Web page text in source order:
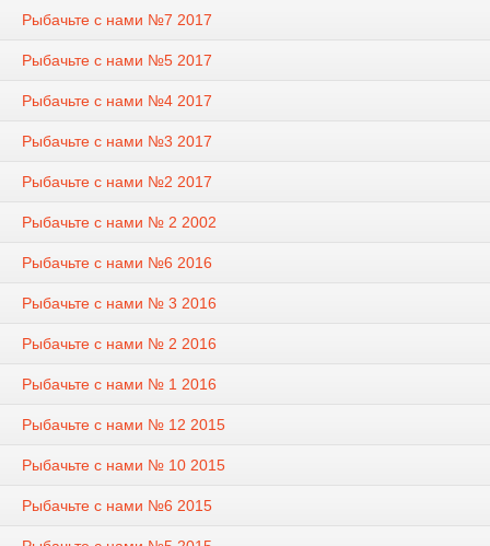
Рыбачьте с нами №7 2017
Рыбачьте с нами №5 2017
Рыбачьте с нами №4 2017
Рыбачьте с нами №3 2017
Рыбачьте с нами №2 2017
Рыбачьте с нами № 2 2002
Рыбачьте с нами №6 2016
Рыбачьте с нами № 3 2016
Рыбачьте с нами № 2 2016
Рыбачьте с нами № 1 2016
Рыбачьте с нами № 12 2015
Рыбачьте с нами № 10 2015
Рыбачьте с нами №6 2015